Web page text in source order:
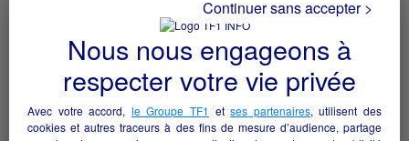
Boulangerie Patisserie
Vimoutiers - 61120
particulier
Nous nous engageons à
respecter votre vie privée
Avec votre accord, le Groupe TF1 etses partenaires, utilisent des
cookies et autres traceurs à des fins de mesure d’audience, partage
Continuer sans accepter >